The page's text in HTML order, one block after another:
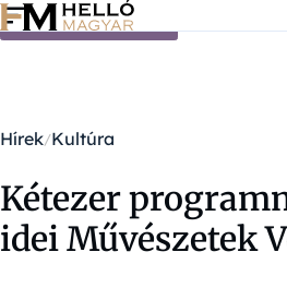
Ugrás a tartalomra
Hírek Kultúra
Kétezer
idei Művészetek